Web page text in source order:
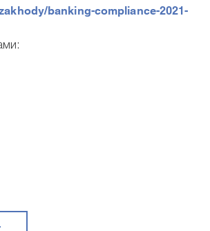
banking-compliance-2021-